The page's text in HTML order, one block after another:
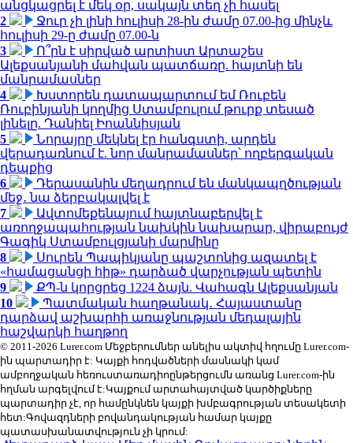
անցկացրել է մեկ օր, սակայն տեղ չի հասել
2
Ջուր չի լինի հուլիսի 28-ին ժամը 07.00-ից մինչև
հուլիսի 29-ը ժամը 07.00-ն
3
Ո՞րն է սիրված արտիստ Արտաշես
Ալեքսանյանի մահվան պատճառը. հայտնի են
մանրամասներ
4
Խստորեն դատապարտում եմ Ռուբեն
Ռուբինյանի կողմից Ստամբուլում թուրք տեսած
լինելը. Դանիել Իոաննիսյան
5
Նորայրը մեկնել էր հանգստի, արդեն
վերադառնում է. նոր մանրամասներ՝ ողբերգական
դեպքից
6
Դերասանին մեղադրում են մանկապղծության
մեջ․ նա ձերբակալվել է
7
Ավտոմեքենայում հայտնաբերվել է
առողջապահության նախկին նախարար, վիրաբույժ
Գագիկ Ստամբուլցյանի մարմինը
8
Սուրեն Պապիկյանը պաշտոնից ազատել է
«համացանցի հիթ» դարձած վարչության պետին
9
ՔՊ-ն կորցրեց 1224 ձայն. Վահագն Ալեքսանյան
10
Պատմական հաղթանակ․ Հայաստանը
դարձավ աշխարհի առաջնության մեդալային
հաշվարկի հաղթող
© 2011-2026 Lurer.com Մեջբերումներ անելիս ակտիվ հղումը Lurer.com-
ին պարտադիր է: Կայքի հոդվածների մասնակի կամ
ամբողջական հեռուստառադիոընթերցումն առանց Lurer.com-ին
հղման արգելվում է:Կայքում արտահայտված կարծիքները
պարտադիր չէ, որ համընկնեն կայքի խմբագրության տեսակետի
հետ:Գովազդների բովանդակության համար կայքը
պատասխանատվություն չի կրում: